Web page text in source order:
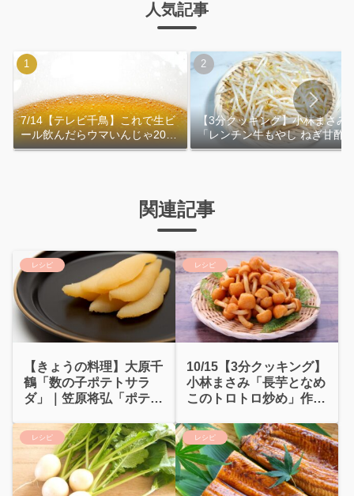
人気記事
7/14【テレビ千鳥】これで生ビ
ール飲んだらウマいんじゃ2026
｜おおよその作り方
【3分クッキング】小林まさみ
「レンチン牛もやし ねぎ甘酢
れ」作り方
関連記事
レシピ
【きょうの料理】大原千
鶴「数の子ポテトサラ
ダ」｜笠原将弘「ポテサ
レシピ
10/15【3分クッキング】
小林まさみ「長芋となめ
このトロトロ炒め」作り
レシピ レシピ